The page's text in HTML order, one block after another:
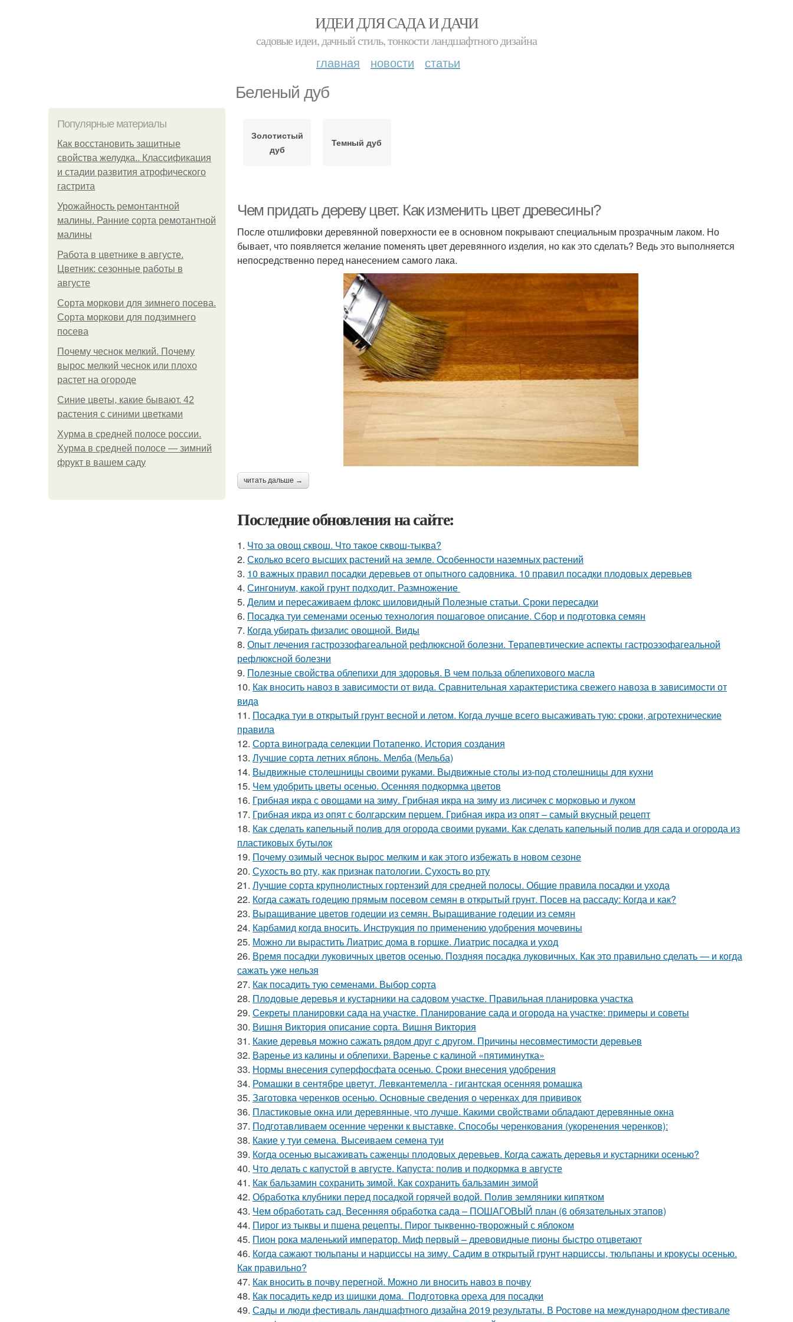
ИДЕИ ДЛЯ САДА И ДАЧИ
садовые идеи, дачный стиль, тонкости ландшафтного дизайна
главная новости статьи
Беленый дуб
Популярные материалы
Как восстановить защитные
свойства желудка.. Классификация
и стадии развития атрофического
гастрита
Урожайность ремонтантной
малины. Ранние сорта ремотантной
малины
Работа в цветнике в августе.
Цветник: сезонные работы в
августе
Сорта моркови для зимнего посева.
Сорта моркови для подзимнего
посева
Почему чеснок мелкий. Почему
вырос мелкий чеснок или плохо
растет на огороде
Синие цветы, какие бывают. 42
растения с синими цветками
Хурма в средней полосе россии.
Хурма в средней полосе — зимний
фрукт в вашем саду
Золотистый
дуб
Темный дуб
Чем придать дереву цвет. Как изменить цвет древесины?
После отшлифовки деревянной поверхности ее в основном покрывают специальным прозрачным лаком. Но
бывает, что появляется желание поменять цвет деревянного изделия, но как это сделать? Ведь это выполняется
непосредственно перед нанесением самого лака.
читать дальше →
Последние обновления на сайте:
1. Что за овощ сквош. Что такое сквош-тыква?
2. Сколько всего высших растений на земле. Особенности наземных растений
3. 10 важных правил посадки деревьев от опытного садовника. 10 правил посадки плодовых деревьев
4. Сингониум, какой грунт подходит. Размножение
5. Делим и пересаживаем флокс шиловидный Полезные статьи. Сроки пересадки
6. Посадка туи семенами осенью технология пошаговое описание. Сбор и подготовка семян
7. Когда убирать физалис овощной. Виды
8. Опыт лечения гастроэзофагеальной рефлюксной болезни. Терапевтические аспекты гастроэзофагеальной
рефлюксной болезни
9. Полезные свойства облепихи для здоровья. В чем польза облепихового масла
10. Как вносить навоз в зависимости от вида. Сравнительная характеристика свежего навоза в зависимости от
вида
11. Посадка туи в открытый грунт весной и летом. Когда лучше всего высаживать тую: сроки, агротехнические
правила
12. Сорта винограда селекции Потапенко. История создания
13. Лучшие сорта летних яблонь. Мелба (Мельба)
14. Выдвижные столешницы своими руками. Выдвижные столы из-под столешницы для кухни
15. Чем удобрить цветы осенью. Осенняя подкормка цветов
16. Грибная икра с овощами на зиму. Грибная икра на зиму из лисичек с морковью и луком
17. Грибная икра из опят с болгарским перцем. Грибная икра из опят – самый вкусный рецепт
18. Как сделать капельный полив для огорода своими руками. Как сделать капельный полив для сада и огорода из
пластиковых бутылок
19. Почему озимый чеснок вырос мелким и как этого избежать в новом сезоне
20. Сухость во рту, как признак патологии. Сухость во рту
21. Лучшие сорта крупнолистных гортензий для средней полосы. Общие правила посадки и ухода
22. Когда сажать годецию прямым посевом семян в открытый грунт. Посев на рассаду: Когда и как?
23. Выращивание цветов годеции из семян. Выращивание годеции из семян
24. Карбамид когда вносить. Инструкция по применению удобрения мочевины
25. Можно ли вырастить Лиатрис дома в горшке. Лиатрис посадка и уход
26. Время посадки луковичных цветов осенью. Поздняя посадка луковичных. Как это правильно сделать — и когда
сажать уже нельзя
27. Как посадить тую семенами. Выбор сорта
28. Плодовые деревья и кустарники на садовом участке. Правильная планировка участка
29. Секреты планировки сада на участке. Планирование сада и огорода на участке: примеры и советы
30. Вишня Виктория описание сорта. Вишня Виктория
31. Какие деревья можно сажать рядом друг с другом. Причины несовместимости деревьев
32. Варенье из калины и облепихи. Варенье с калиной «пятиминутка»
33. Нормы внесения суперфосфата осенью. Сроки внесения удобрения
34. Ромашки в сентябре цветут. Левкантемелла - гигантская осенняя ромашка
35. Заготовка черенков осенью. Основные сведения о черенках для прививок
36. Пластиковые окна или деревянные, что лучше. Какими свойствами обладают деревянные окна
37. Подготавливаем осенние черенки к выставке. Способы черенкования (укоренения черенков):
38. Какие у туи семена. Высеиваем семена туи
39. Когда осенью высаживать саженцы плодовых деревьев. Когда сажать деревья и кустарники осенью?
40. Что делать с капустой в августе. Капуста: полив и подкормка в августе
41. Как бальзамин сохранить зимой. Как сохранить бальзамин зимой
42. Обработка клубники перед посадкой горячей водой. Полив земляники кипятком
43. Чем обработать сад. Весенняя обработка сада – ПОШАГОВЫЙ план (6 обязательных этапов)
44. Пирог из тыквы и пшена рецепты. Пирог тыквенно-творожный с яблоком
45. Пион рока маленький император. Миф первый – древовидные пионы быстро отцветают
46. Когда сажают тюльпаны и нарциссы на зиму. Садим в открытый грунт нарциссы, тюльпаны и крокусы осенью.
Как правильно?
47. Как вносить в почву перегной. Можно ли вносить навоз в почву
48. Как посадить кедр из шишки дома. Подготовка ореха для посадки
49. Сады и люди фестиваль ландшафтного дизайна 2019 результаты. В Ростове на международном фестивале